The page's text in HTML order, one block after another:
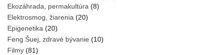
Ekozáhrada, permakultúra (8)
Elektrosmog, žiarenia (20)
Epigenetika (20)
Feng Šuej, zdravé bývanie (10)
Filmy (81)